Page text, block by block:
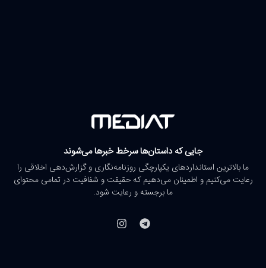
جایی که داستان‌ها سرخط خبرها می‌شوند
ما بالاترین استانداردهای یکپارچگی روزنامه‌نگاری و گزارش‌دهی اخلاقی را
رعایت می‌کنیم و اطمینان می‌دهیم که حقیقت و شفافیت در تمامی محتوای
ما برجسته و رعایت شود.